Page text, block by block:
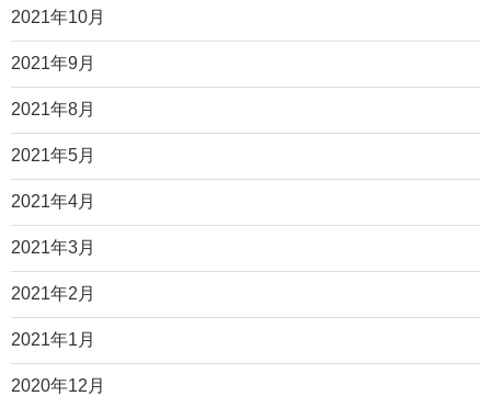
2021年10月
2021年9月
2021年8月
2021年5月
2021年4月
2021年3月
2021年2月
2021年1月
2020年12月